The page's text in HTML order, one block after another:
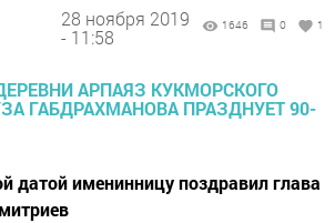
28 ноября 2019
- 11:58
1646 0 1
датой именинницу поздравил глава